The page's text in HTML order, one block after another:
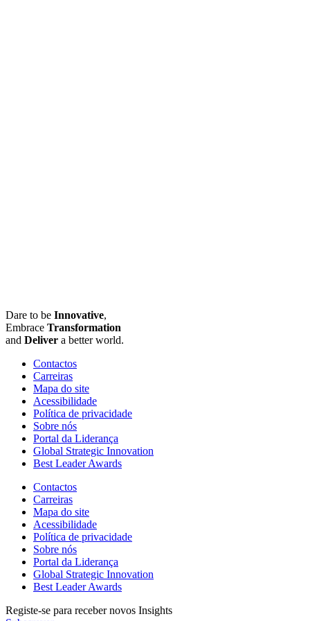
Dare to be Innovative,
Embrace Transformation
and Deliver a better world.
Contactos
Carreiras
Mapa do site
Acessibilidade
Política de privacidade
Sobre nós
Portal da Liderança
Global Strategic Innovation
Best Leader Awards
Contactos
Carreiras
Mapa do site
Acessibilidade
Política de privacidade
Sobre nós
Portal da Liderança
Global Strategic Innovation
Best Leader Awards
Registe-se para receber novos Insights